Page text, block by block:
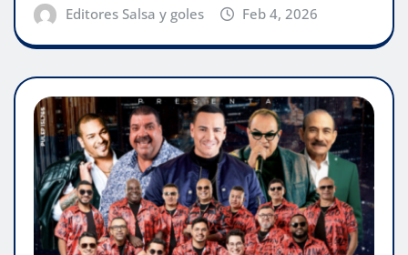
Editores Salsa y goles Feb 4, 2026